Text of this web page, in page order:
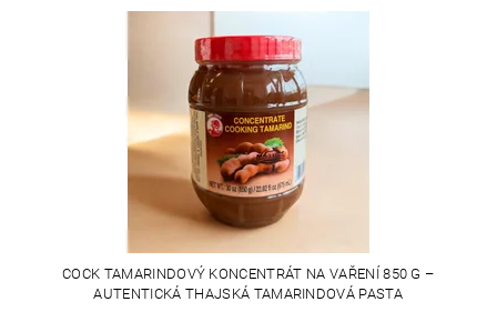
COCK TAMARINDOVÝ KONCENTRÁT NA VAŘENÍ 850 G –
AUTENTICKÁ THAJSKÁ TAMARINDOVÁ PASTA